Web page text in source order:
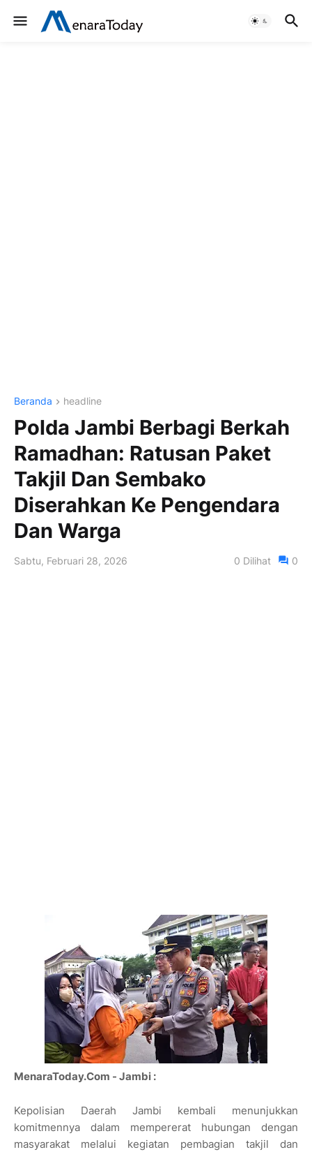
Beranda headline
Polda Jambi Berbagi Berkah
Ramadhan: Ratusan Paket
Takjil Dan Sembako
Diserahkan Ke Pengendara
Dan Warga
Sabtu, Februari 28, 2026 0 Dilihat 0
MenaraToday.Com - Jambi :
Kepolisian Daerah Jambi kembali menunjukkan
komitmennya dalam mempererat hubungan dengan
masyarakat melalui kegiatan pembagian takjil dan